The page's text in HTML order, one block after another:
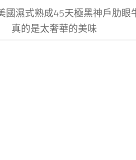
國濕式熟成45天極黑神戶肋眼
真的是太奢華的美味